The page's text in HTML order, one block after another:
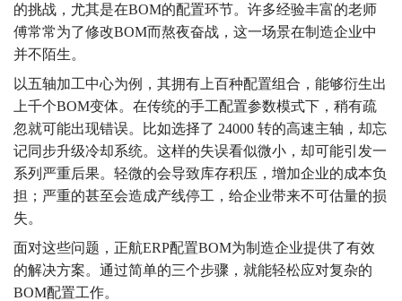
的挑战，尤其是在BOM的配置环节。许多经验丰富的老师
傅常常为了修改BOM而熬夜奋战，这一场景在制造企业中
并不陌生。
以五轴加工中心为例，其拥有上百种配置组合，能够衍生出
上千个BOM变体。在传统的手工配置参数模式下，稍有疏
忽就可能出现错误。比如选择了 24000 转的高速主轴，却忘
记同步升级冷却系统。这样的失误看似微小，却可能引发一
系列严重后果。轻微的会导致库存积压，增加企业的成本负
担；严重的甚至会造成产线停工，给企业带来不可估量的损
失。
面对这些问题，正航ERP配置BOM为制造企业提供了有效
的解决方案。通过简单的三个步骤，就能轻松应对复杂的
BOM配置工作。